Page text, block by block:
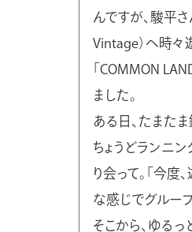
んですが、駿平
Vintage）へ時々
「COMMON
ました。
ある日、たまた
ちょうどランニ
り会って。「今度
な感じでグルー
そこから、ゆる